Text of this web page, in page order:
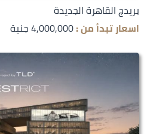
بريدج القاهرة الجديدة
اسعار تبدأ من :4,000,000 جنية